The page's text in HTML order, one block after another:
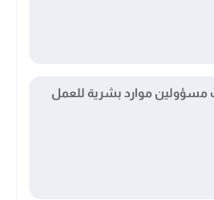
موارد بشرية للعمل